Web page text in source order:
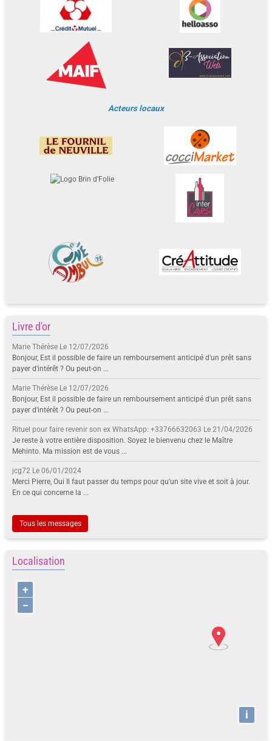
Acteurs locaux
Livre d'or
Marie Thérèse Le 12/07/2026
Bonjour, Est il possible de faire un remboursement anticipé d'un prêt sans
payer d'intérêt ? Ou peut-on ...
Marie Thérèse Le 12/07/2026
Bonjour, Est il possible de faire un remboursement anticipé d'un prêt sans
payer d'intérêt ? Ou peut-on ...
Rituel pour faire revenir son ex WhatsApp: +33766632063 Le 21/04/2026
Je reste à votre entière disposition. Soyez le bienvenu chez le Maître
Mehinto. Ma mission est de vous ...
jcg72 Le 06/01/2024
Merci Pierre, Oui Il faut passer du temps pour qu'un site vive et soit à jour.
En ce qui concerne la ...
Tous les messages
Localisation
+
−
i